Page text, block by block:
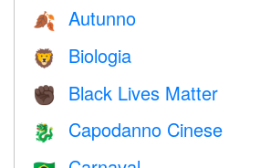
🍂 Autunno
🦁 Biologia
✊🏿 Black Lives Matter
🐉 Capodanno Cinese